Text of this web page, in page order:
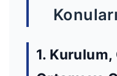
Konuları
1.